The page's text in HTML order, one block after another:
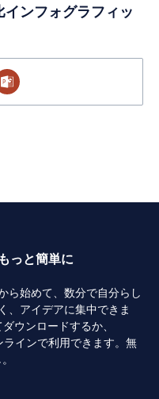
ンフォグラフィッ
っと簡単に
ら始めて、数分で自分らし
、アイデアに集中できま
ウンロードするか、
インで利用できます。無